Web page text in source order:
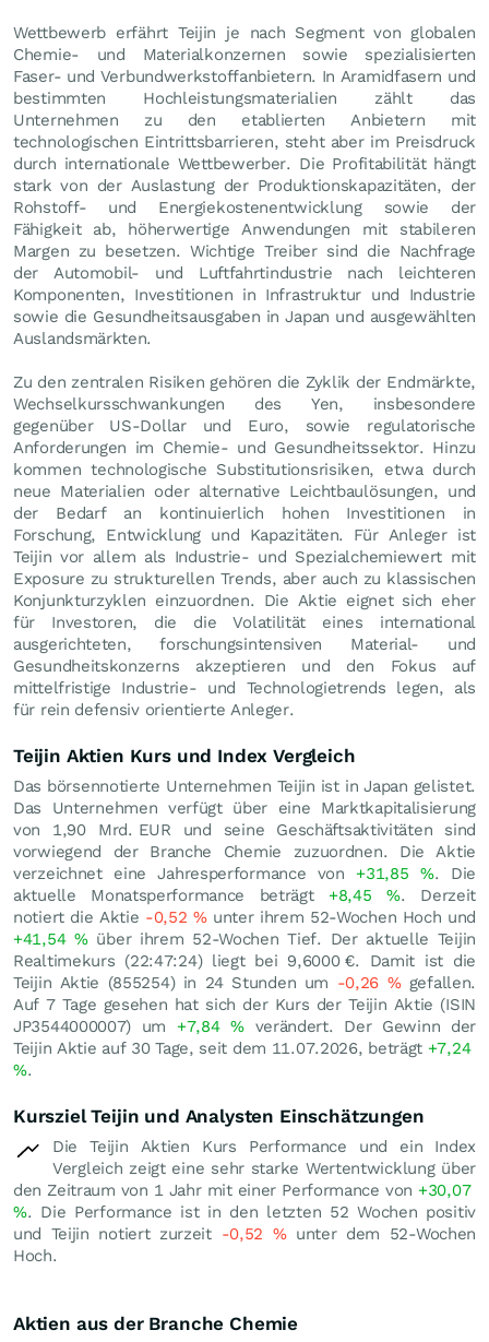
Wettbewerb erfährt Teijin je nach Segment von globalen
Chemie- und Materialkonzernen sowie spezialisierten
Faser- und Verbundwerkstoffanbietern. In Aramidfasern und
bestimmten Hochleistungsmaterialien zählt das
Unternehmen zu den etablierten Anbietern mit
technologischen Eintrittsbarrieren, steht aber im Preisdruck
durch internationale Wettbewerber. Die Profitabilität hängt
stark von der Auslastung der Produktionskapazitäten, der
Rohstoff- und Energiekostenentwicklung sowie der
Fähigkeit ab, höherwertige Anwendungen mit stabileren
Margen zu besetzen. Wichtige Treiber sind die Nachfrage
der Automobil- und Luftfahrtindustrie nach leichteren
Komponenten, Investitionen in Infrastruktur und Industrie
sowie die Gesundheitsausgaben in Japan und ausgewählten
Auslandsmärkten.
Zu den zentralen Risiken gehören die Zyklik der Endmärkte,
Wechselkursschwankungen des Yen, insbesondere
gegenüber US-Dollar und Euro, sowie regulatorische
Anforderungen im Chemie- und Gesundheitssektor. Hinzu
kommen technologische Substitutionsrisiken, etwa durch
neue Materialien oder alternative Leichtbaulösungen, und
der Bedarf an kontinuierlich hohen Investitionen in
Forschung, Entwicklung und Kapazitäten. Für Anleger ist
Teijin vor allem als Industrie- und Spezialchemiewert mit
Exposure zu strukturellen Trends, aber auch zu klassischen
Konjunkturzyklen einzuordnen. Die Aktie eignet sich eher
für Investoren, die die Volatilität eines international
ausgerichteten, forschungsintensiven Material- und
Gesundheitskonzerns akzeptieren und den Fokus auf
mittelfristige Industrie- und Technologietrends legen, als
für rein defensiv orientierte Anleger.
Teijin Aktien Kurs und Index Vergleich
Das börsennotierte Unternehmen Teijin ist in Japan gelistet.
Das Unternehmen verfügt über eine Marktkapitalisierung
von 1,90 Mrd. EUR und seine Geschäftsaktivitäten sind
vorwiegend der Branche Chemie zuzuordnen. Die Aktie
verzeichnet eine Jahresperformance von +31,85%. Die
aktuelle Monatsperformance beträgt +8,45%. Derzeit
notiert die Aktie -0,52 %unter ihrem 52-Wochen Hoch und
+41,54 %über ihrem 52-Wochen Tief. Der aktuelle Teijin
Realtimekurs (22:47:24) liegt bei 9,6000 €. Damit ist die
Teijin Aktie (855254) in 24 Stunden um -0,26 %gefallen.
Auf 7 Tage gesehen hat sich der Kurs der Teijin Aktie (ISIN
JP3544000007) um +7,84%verändert. Der Gewinn der
Teijin Aktie auf 30 Tage, seit dem 11.07.2026, beträgt +7,24
%.
Kursziel Teijin und Analysten Einschätzungen
Die Teijin Aktien Kurs Performance und ein Index
Vergleich zeigt eine sehr starke Wertentwicklung über
den Zeitraum von 1 Jahr mit einer Performance von +30,07
%. Die Performance ist in den letzten 52 Wochen positiv
und Teijin notiert zurzeit -0,52 %unter dem 52-Wochen
Hoch.
Aktien aus der Branche Chemie